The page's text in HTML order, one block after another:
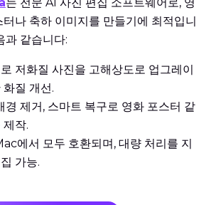
나 축하 이미지를 만들기에 최적입니
과 같습니다:
저화질 사진을 고해상도로 업그레이
질 개선.
경 제거, 스마트 복구로 영화 포스터 같
제작.
에서 모두 호환되며, 대량 처리를 지
가능.